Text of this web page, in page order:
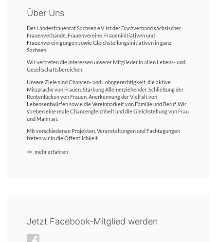
Über Uns
Der Landesfrauenrat Sachsen e.V. ist der Dachverband sächsischer
Frauenverbände, Frauenvereine, Fraueninitiativen und
Frauenvereinigungen sowie Gleichstellungsinitiativen in ganz
Sachsen.
Wir vertreten die Interessen unserer Mitglieder in allen Lebens- und
Gesellschaftsbereichen.
Unsere Ziele sind Chancen- und Lohngerechtigkeit, die aktive
Mitsprache von Frauen, Stärkung Alleinerziehender, Schließung der
Rentenlücken von Frauen, Anerkennung der Vielfalt von
Lebensentwürfen sowie die Vereinbarkeit von Familie und Beruf. Wir
streben eine reale Chancengleichheit und die Gleichstellung von Frau
und Mann an.
Mit verschiedenen Projekten, Veranstaltungen und Fachtagungen
treten wir in die Öffentlichkeit.
mehr erfahren
Jetzt Facebook-Mitglied werden